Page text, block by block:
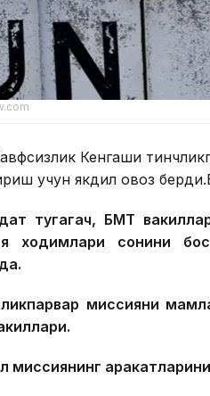
Кенгаши
учун якдил овоз
тугагач, БМТ
ходимлари сонини
миссияни
миссиянинг